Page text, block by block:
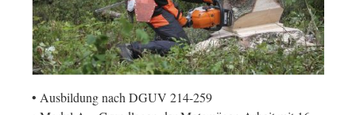
• Ausbildung nach DGUV 214-259